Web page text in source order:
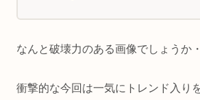
なんと破壊力のある画像でしょうか
衝撃的な今回は一気にトレンド入り